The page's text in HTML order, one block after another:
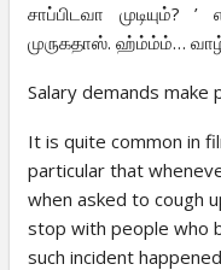
சாப்பிடவா முடியும்?
முருகதாஸ். ஹ்ம்ம்ம்…
Salary demands make
It is quite common in
particular that
when asked to cough
stop with people who
such incident